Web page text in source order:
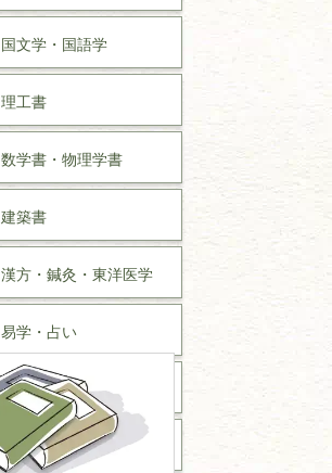
国文学・ 国語学
理工書
数学書・ 物理学書
建築書
漢方・ 鍼灸・ 東洋医学
易学・ 占い
スピリチュアル・
精神世界
全集・叢書・大学出版本